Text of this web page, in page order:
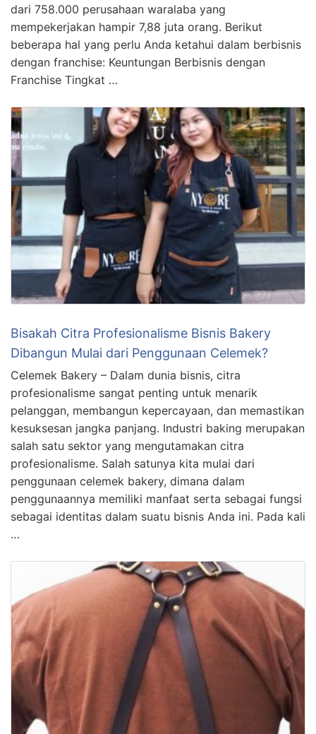
dari 758.000 perusahaan waralaba yang
mempekerjakan hampir 7,88 juta orang. Berikut
beberapa hal yang perlu Anda ketahui dalam berbisnis
dengan franchise: Keuntungan Berbisnis dengan
Franchise Tingkat …
Bisakah Citra Profesionalisme Bisnis Bakery
Dibangun Mulai dari Penggunaan Celemek?
Celemek Bakery – Dalam dunia bisnis, citra
profesionalisme sangat penting untuk menarik
pelanggan, membangun kepercayaan, dan memastikan
kesuksesan jangka panjang. Industri baking merupakan
salah satu sektor yang mengutamakan citra
profesionalisme. Salah satunya kita mulai dari
penggunaan celemek bakery, dimana dalam
penggunaannya memiliki manfaat serta sebagai fungsi
sebagai identitas dalam suatu bisnis Anda ini. Pada kali
…